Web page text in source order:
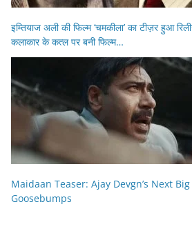
इम्तियाज अली की फिल्म ‘चमकीला’ का टीज़र हुआ
कलाकार के कत्ल पर बनी फिल्म…
Maidaan Teaser: Ajay Devgn’s Next
Goosebumps